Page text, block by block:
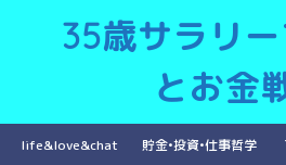
35歳サラリ
とお金
life&love&chat 貯金•投資•仕事哲学